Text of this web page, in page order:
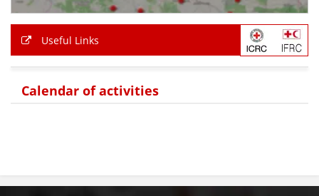
Useful Links
Calendar of activities